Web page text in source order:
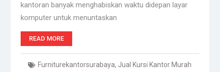
kantoran banyak menghabiskan waktu didepan layar
komputer untuk menuntaskan
READ MORE
Furniturekantorsurabaya, Jual Kursi Kantor Murah